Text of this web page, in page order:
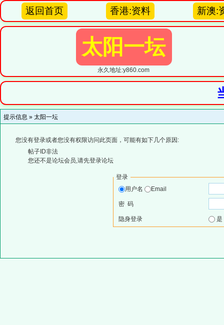
返回首页 香港:资料 新澳:
太阳一坛
永久地址:y860.com
提示信息 » 太阳一坛
您没有登录或者您没有权限访问此页面，可能有如下几个原因:
帖子ID非法
您还不是论坛会员,请先登录论坛
登录
用户名
Email
密 码
隐身登录